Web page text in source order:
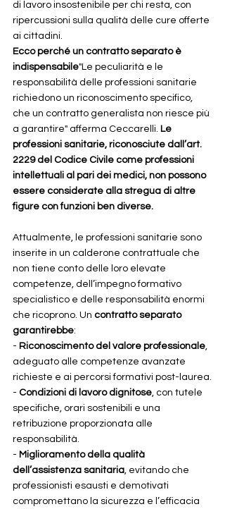
di lavoro insostenibile per chi resta, con
ripercussioni sulla qualità delle cure offerte
ai cittadini.
Ecco perché un contratto separato è
indispensabile"Le peculiarità e le
responsabilità delle professioni sanitarie
richiedono un riconoscimento specifico,
che un contratto generalista non riesce più
a garantire" afferma Ceccarelli. Le
professioni sanitarie, riconosciute dall’art.
2229 del Codice Civile come professioni
intellettuali al pari dei medici, non possono
essere considerate alla stregua di altre
figure con funzioni ben diverse.
Attualmente, le professioni sanitarie sono
inserite in un calderone contrattuale che
non tiene conto delle loro elevate
competenze, dell’impegno formativo
specialistico e delle responsabilità enormi
che ricoprono. Un contratto separato
garantirebbe:
- Riconoscimento del valore professionale,
adeguato alle competenze avanzate
richieste e ai percorsi formativi post-laurea.
- Condizioni di lavoro dignitose, con tutele
specifiche, orari sostenibili e una
retribuzione proporzionata alle
responsabilità.
- Miglioramento della qualità
dell’assistenza sanitaria, evitando che
professionisti esausti e demotivati
compromettano la sicurezza e l’efficacia